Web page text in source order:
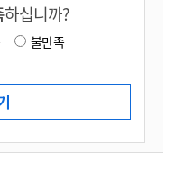
하십니까?
불만족